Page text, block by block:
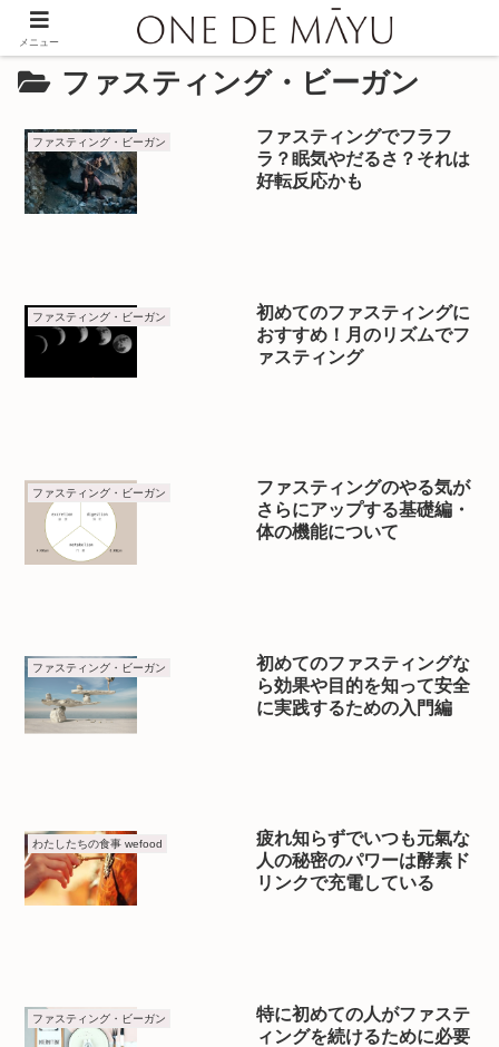
ファスティング・ビーガン
ファスティング・ビーガン
ファスティングでフラフ
ラ？眠気やだるさ？それは
好転反応かも
ファスティング・ビーガン
初めてのファスティングに
おすすめ！月のリズムでフ
ァスティング
ファスティング・ビーガン
ファスティングのやる気が
さらにアップする基礎編・
体の機能について
ファスティング・ビーガン
初めてのファスティングな
ら効果や目的を知って安全
に実践するための入門編
わたしたちの食事 wefood
疲れ知らずでいつも元氣な
人の秘密のパワーは酵素ド
リンクで充電している
ファスティング・ビーガン
特に初めての人がファステ
ィングを続けるために必要
メニュー